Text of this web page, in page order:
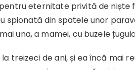
eternitate privită de niște
spionată din spatele unor
una, a mamei, cu buzele
treizeci de ani, și ea încă mai